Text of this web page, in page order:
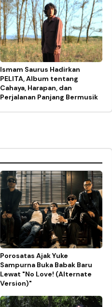
Ismam Saurus Hadirkan
PELITA, Album tentang
Cahaya, Harapan, dan
Perjalanan Panjang Bermusik
Porosatas Ajak Yuke
Sampurna Buka Babak Baru
Lewat "No Love! (Alternate
Version)"